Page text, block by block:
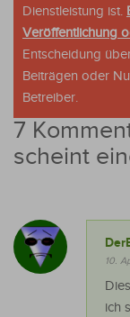
Dienstleistung ist.
Veröffentlichung
Entscheidung
Beiträgen oder
Betreiber.
7
scheint
10.
ich